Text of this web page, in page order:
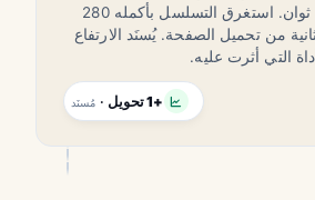
غضون ثوان. استغرق التسلسل بأكمله 280
من تحميل الصفحة. يُسنَد الارتفاع
التي أثرت عليه.
+1 تحويل · مُسنَد